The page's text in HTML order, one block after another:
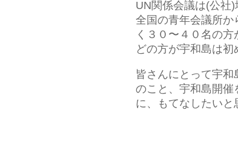
UN関係会議は(公社
全国の青年会議所か
く３０〜４０名の
どの方が宇和島は初
皆さんにとって宇
のこと、宇和島開催
に、もてなしたいと